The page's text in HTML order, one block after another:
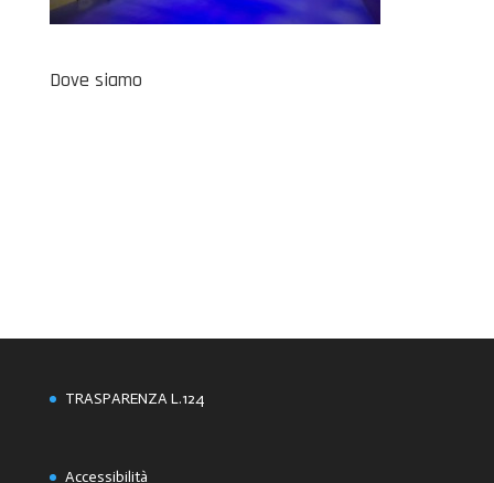
Dove siamo
TRASPARENZA L.124
Accessibilità